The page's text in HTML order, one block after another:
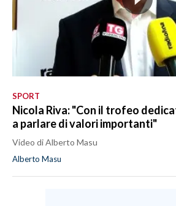
SPORT
Nicola Riva: "Con il trofeo
a parlare di valori importanti"
Video di Alberto Masu
Alberto Masu